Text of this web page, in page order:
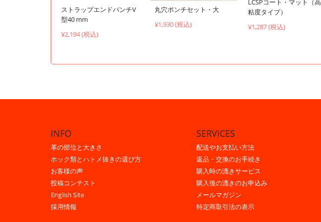
ストラップエンドパンチV
型40 mm
¥2,194 (税込)
丸穴ポンチセット・大
¥1,930 (税込)
LCSPコート・マット（高
粘度タイプ）
¥1,287 (税込)
INFO
革の部位と大きさ
ホック類とハトメ抜きの選び方
お客様の声
投稿コンテスト
English Site
採用情報
SERVICES
配送やお支払い方法
返品・交換のお手続き
購入時の漉きサービス
購入後の漉きのお申込み
メールマガジン
特定商取引法の表示